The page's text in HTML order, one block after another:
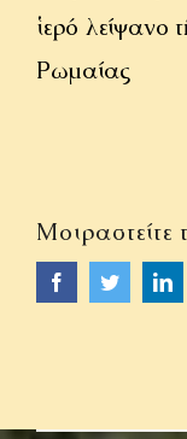
ἱερό λείψανο
Ρωμαίας
Μοιραστείτε
FacebookTwitter